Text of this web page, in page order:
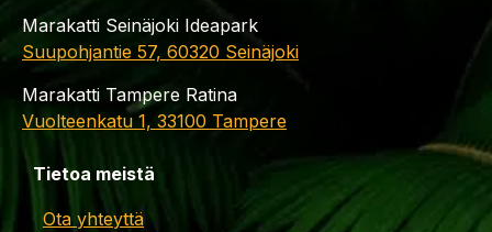
Marakatti Seinäjoki Ideapark
Suupohjantie 57, 60320 Seinäjoki
Marakatti Tampere Ratina
Vuolteenkatu 1, 33100 Tampere
Tietoa meistä
Ota yhteyttä